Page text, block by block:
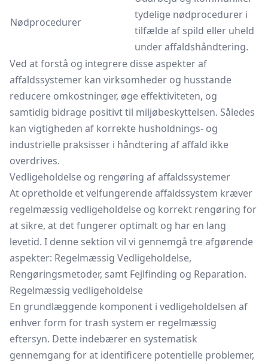
Nødprocedurer
tydelige nødprocedurer i
tilfælde af spild eller uheld
under affaldshåndtering.
Ved at forstå og integrere disse aspekter af
affaldssystemer kan virksomheder og husstande
reducere omkostninger, øge effektiviteten, og
samtidig bidrage positivt til miljøbeskyttelsen. Således
kan vigtigheden af korrekte husholdnings- og
industrielle praksisser i håndtering af affald ikke
overdrives.
Vedligeholdelse og rengøring af affaldssystemer
At opretholde et velfungerende affaldssystem kræver
regelmæssig vedligeholdelse og korrekt rengøring for
at sikre, at det fungerer optimalt og har en lang
levetid. I denne sektion vil vi gennemgå tre afgørende
aspekter: Regelmæssig Vedligeholdelse,
Rengøringsmetoder, samt Fejlfinding og Reparation.
Regelmæssig vedligeholdelse
En grundlæggende komponent i vedligeholdelsen af
enhver form for trash system er regelmæssig
eftersyn. Dette indebærer en systematisk
gennemgang for at identificere potentielle problemer,